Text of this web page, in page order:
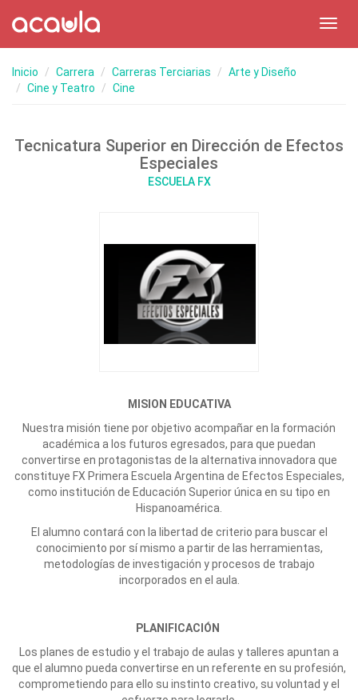
Inicio Carrera Carreras Terciarias
Arte y Diseño
Cine y Teatro
Cine
Tecnicatura Superior en Dirección de Efectos
Especiales
ESCUELA FX
MISION EDUCATIVA
Nuestra misión tiene por objetivo acompañar en la formación
académica a los futuros egresados, para que puedan
convertirse en protagonistas de la alternativa innovadora que
constituye FX Primera Escuela Argentina de Efectos Especiales,
como institución de Educación Superior única en su tipo en
Hispanoamérica.
El alumno contará con la libertad de criterio para buscar el
conocimiento por sí mismo a partir de las herramientas,
metodologías de investigación y procesos de trabajo
incorporados en el aula.
PLANIFICACIÓN
Los planes de estudio y el trabajo de aulas y talleres apuntan a
que el alumno pueda convertirse en un referente en su profesión,
comprometiendo para ello su instinto creativo, su voluntad y el